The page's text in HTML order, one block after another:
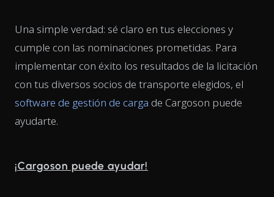
Una simple verdad: sé claro en tus elecciones y
cumple con las nominaciones prometidas. Para
implementar con éxito los resultados de la licitación
con tus diversos socios de transporte elegidos, el
software de gestión de carga de Cargoson puede
ayudarte.
¡Cargoson puede ayudar!